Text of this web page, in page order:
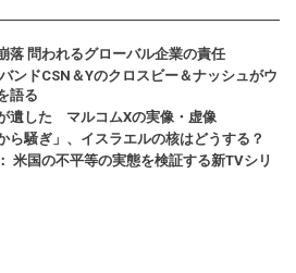
落 問われるグローバル企業の責任
バンドCSN＆Yのクロスビー＆ナッシュがウ
語る
遺した マルコムXの実像・虚像
ら騒ぎ」、イスラエルの核はどうする？
米国の不平等の実態を検証する新TVシリ